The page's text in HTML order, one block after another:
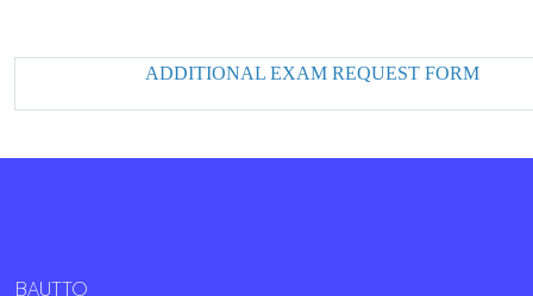
ADDITIONAL EXAM REQUEST FORM
BAUTTO